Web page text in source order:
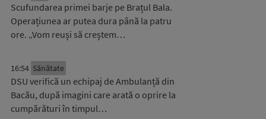
Scufundarea primei barje pe Brațul Bala.
Operațiunea ar putea dura până la patru
ore. „Vom reuși să creștem…
16:54 Sănătate
DSU verifică un echipaj de Ambulanță din
Bacău, după imagini care arată o oprire la
cumpărături în timpul…